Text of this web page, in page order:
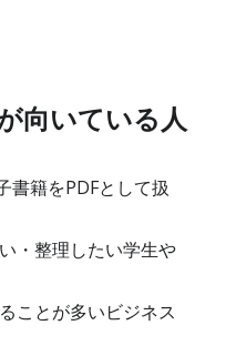
向いている人
書籍をPDFとして扱
・整理したい学生や
ことが多いビジネス